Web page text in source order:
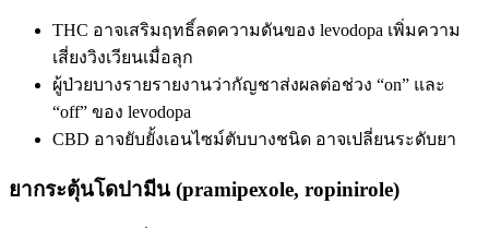
THC อาจเสริมฤทธิ์ลดความดันของ levodopa เพิ่มความ
เสี่ยงวิงเวียนเมื่อลุก
ผู้ป่วยบางรายรายงานว่ากัญชาส่งผลต่อช่วง “on” และ
“off” ของ levodopa
CBD อาจยับยั้งเอนไซม์ตับบางชนิด อาจเปลี่ยนระดับยา
ยากระตุ้นโดปามีน (pramipexole, ropinirole)